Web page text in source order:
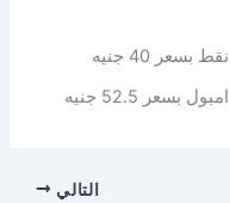
التالي